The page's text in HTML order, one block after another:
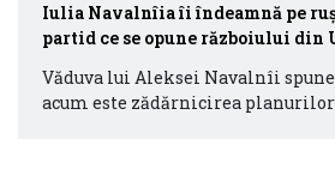
Iulia Navalnîia îi îndeamnă pe
partid ce se opune războiului din
Văduva lui Aleksei Navalnîi
acum este zădărnicirea